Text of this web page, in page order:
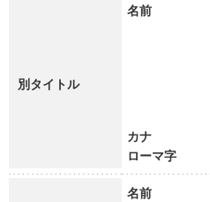
別タイトル
名前
カナ
ローマ字
名前